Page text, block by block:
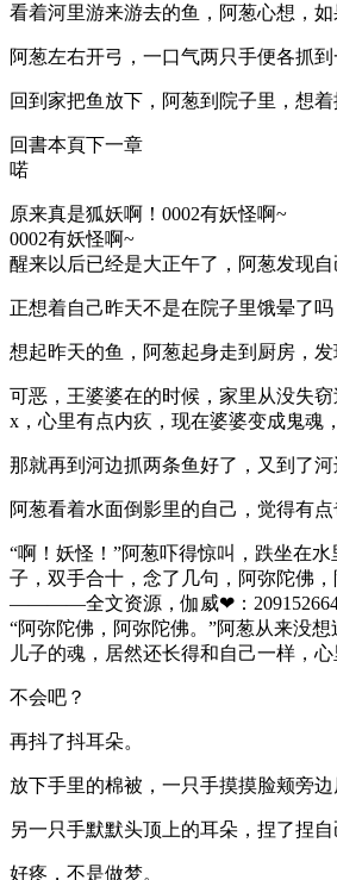
看着河里游来游去的鱼，阿葱心想，
阿葱左右开弓，一口气两只手便各抓
回到家把鱼放下，阿葱到院子里，想
回書本頁下一章
喏
原来真是狐妖啊！0002有妖怪啊~
0002有妖怪啊~
醒来以后已经是大正午了，阿葱发现自
正想着自己昨天不是在院子里饿晕了
想起昨天的鱼，阿葱起身走到厨房，
可恶，王婆婆在的时候，家里从没失
x，心里有点内疚，现在婆婆变成鬼魂
那就再到河边抓两条鱼好了，又到了
阿葱看着水面倒影里的自己，觉得有
“啊！妖怪！”阿葱吓得惊叫，跌坐在
子，双手合十，念了几句，阿弥陀佛，
————全文资源，伽威❤：
“阿弥陀佛，阿弥陀佛。”阿葱从来没
儿子的魂，居然还长得和自己一样，
不会吧？
再抖了抖耳朵。
放下手里的棉被，一只手摸摸脸颊旁边
另一只手默默头顶上的耳朵，捏了捏自
好疼，不是做梦。